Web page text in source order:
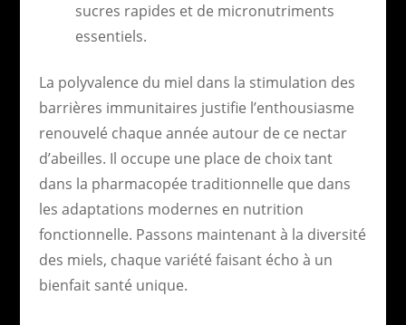
sucres rapides et de micronutriments
essentiels.
La polyvalence du miel dans la stimulation des
barrières immunitaires justifie l’enthousiasme
renouvelé chaque année autour de ce nectar
d’abeilles. Il occupe une place de choix tant
dans la pharmacopée traditionnelle que dans
les adaptations modernes en nutrition
fonctionnelle. Passons maintenant à la diversité
des miels, chaque variété faisant écho à un
bienfait santé unique.